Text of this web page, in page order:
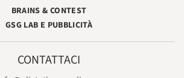
BRAINS & CONTEST
GSG LAB E PUBBLICITÀ
CONTATTACI